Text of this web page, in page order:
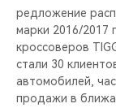
редложение
марки 2016/2017
кроссоверов
стали 30
автомобилей,
продажи в